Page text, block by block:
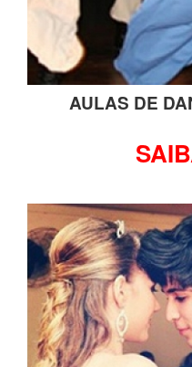
AULAS DE